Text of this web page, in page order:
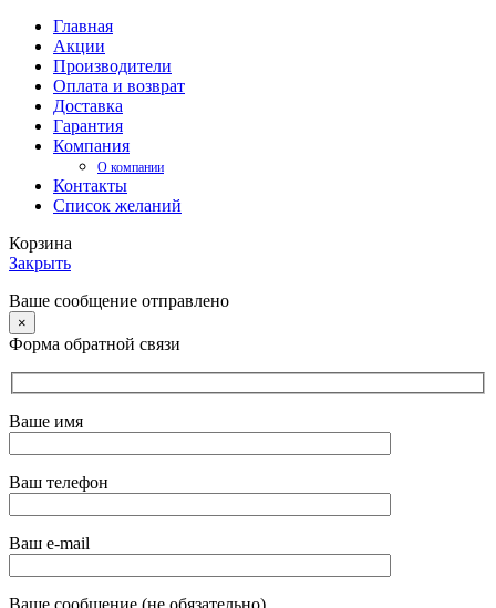
Главная
Акции
Производители
Оплата и возврат
Доставка
Гарантия
Компания
О компании
Контакты
Список желаний
Корзина
Закрыть
Ваше сообщение отправлено
×
Форма обратной связи
Ваше имя
Ваш телефон
Ваш e-mail
Ваше сообщение (не обязательно)